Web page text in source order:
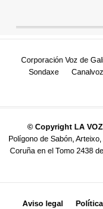
Corporación Voz de
Sondaxe
Canalvoz
© Copyright LA
Polígono de Sabón,
Coruña en el Tomo 2438
Aviso legal